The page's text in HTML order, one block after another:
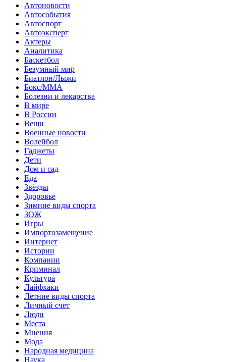
Автоновости
Автособытия
Автоспорт
Автоэксперт
Актеры
Аналитика
Баскетбол
Безумный мир
Биатлон/Лыжи
Бокс/MMA
Болезни и лекарства
В мире
В России
Вещи
Военные новости
Волейбол
Гаджеты
Дети
Дом и сад
Еда
Звёзды
Здоровье
Зимние виды спорта
ЗОЖ
Игры
Импортозамещение
Интернет
Истории
Компании
Криминал
Культура
Лайфхаки
Летние виды спорта
Личный счет
Люди
Места
Мнения
Мода
Народная медицина
Наука